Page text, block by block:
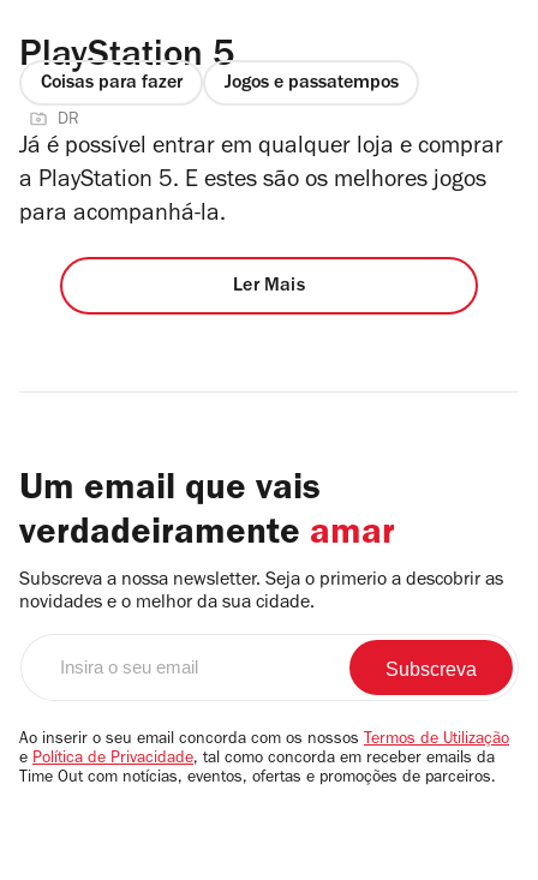
PlayStation 5
Coisas para fazer Jogos e passatempos
DR
Já é possível entrar em qualquer loja e comprar
a PlayStation 5. E estes são os melhores jogos
para acompanhá-la.
Ler Mais
Um email que vais
verdadeiramente amar
Subscreva a nossa newsletter. Seja o primerio a descobrir as
novidades e o melhor da sua cidade.
email
Ao inserir o seu email concorda com os nossos Termos de Utilização
e Política de Privacidade, tal como concorda em receber emails da
Time Out com notícias, eventos, ofertas e promoções de parceiros.